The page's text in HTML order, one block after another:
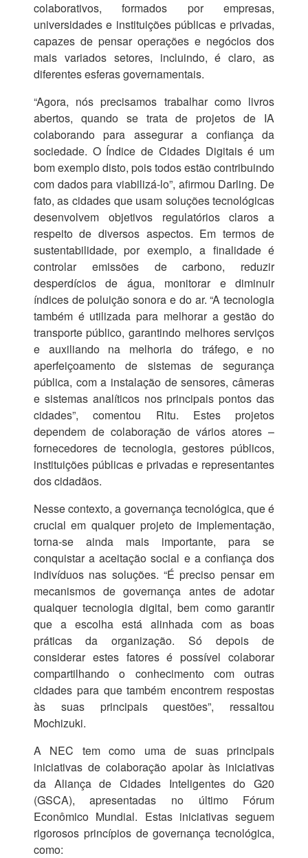
colaborativos, formados por empresas,
universidades e instituições públicas e privadas,
capazes de pensar operações e negócios dos
mais variados setores, incluindo, é claro, as
diferentes esferas governamentais.
“Agora, nós precisamos trabalhar como livros
abertos, quando se trata de projetos de IA
colaborando para assegurar a confiança da
sociedade. O Índice de Cidades Digitais é um
bom exemplo disto, pois todos estão contribuindo
com dados para viabilizá-lo”, afirmou Darling. De
fato, as cidades que usam soluções tecnológicas
desenvolvem objetivos regulatórios claros a
respeito de diversos aspectos. Em termos de
sustentabilidade, por exemplo, a finalidade é
controlar emissões de carbono, reduzir
desperdícios de água, monitorar e diminuir
índices de poluição sonora e do ar. “A tecnologia
também é utilizada para melhorar a gestão do
transporte público, garantindo melhores serviços
e auxiliando na melhoria do tráfego, e no
aperfeiçoamento de sistemas de segurança
pública, com a instalação de sensores, câmeras
e sistemas analíticos nos principais pontos das
cidades”, comentou Ritu. Estes projetos
dependem de colaboração de vários atores –
fornecedores de tecnologia, gestores públicos,
instituições públicas e privadas e representantes
dos cidadãos.
Nesse contexto, a governança tecnológica, que é
crucial em qualquer projeto de implementação,
torna-se ainda mais importante, para se
conquistar a aceitação social e a confiança dos
indivíduos nas soluções. “É preciso pensar em
mecanismos de governança antes de adotar
qualquer tecnologia digital, bem como garantir
que a escolha está alinhada com as boas
práticas da organização. Só depois de
considerar estes fatores é possível colaborar
compartilhando o conhecimento com outras
cidades para que também encontrem respostas
às suas principais questões”, ressaltou
Mochizuki.
A NEC tem como uma de suas principais
iniciativas de colaboração apoiar às iniciativas
da Aliança de Cidades Inteligentes do G20
(GSCA), apresentadas no último Fórum
Econômico Mundial. Estas iniciativas seguem
rigorosos princípios de governança tecnológica,
como: